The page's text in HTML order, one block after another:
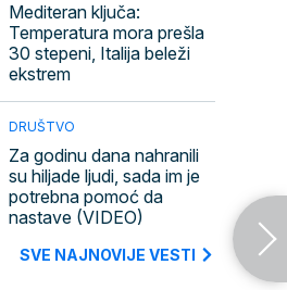
Mediteran ključa:
Temperatura mora prešla
30 stepeni, Italija beleži
ekstrem
DRUŠTVO
Za godinu dana nahranili
su hiljade ljudi, sada im je
potrebna pomoć da
nastave (VIDEO)
SVE NAJNOVIJE VESTI